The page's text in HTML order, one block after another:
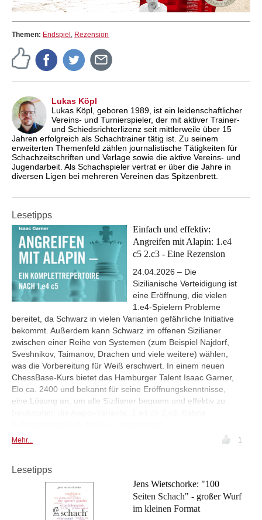
Themen: Endspiel Rezension
Lukas Köpl
Lukas Köpl, geboren 1989, ist ein leidenschaftlicher
Vereins- und Turnierspieler, der mit aktiver Trainer-
und Schiedsrichterlizenz seit mittlerweile über 15
Jahren erfolgreich als Schachtrainer tätig ist. Zu seinem
erweiterten Themenfeld zählen journalistische Tätigkeiten für
Schachzeitschriften und Verlage sowie die aktive Vereins- und
Jugendarbeit. Als Schachspieler vertrat er über die Jahre in
diversen Ligen bei mehreren Vereinen das Spitzenbrett.
Lesetipps
Einfach und effektiv:
Angreifen mit Alapin: 1.e4
c5 2.c3 - Eine Rezension
24.04.2026 – Die
Sizilianische Verteidigung ist
eine Eröffnung, die vielen
1.e4-Spielern Probleme
bereitet, da Schwarz in vielen Varianten gefährliche Initiative
bekommt. Außerdem kann Schwarz im offenen Sizilianer
zwischen einer Reihe von Systemen (zum Beispiel Najdorf,
Sveshnikov, Taimanov, Drachen und viele weitere) wählen,
was die Vorbereitung für Weiß erschwert. In einem neuen
ChessBase-Kurs bietet das Hamburger Talent Isaac Garner,
Elo ca. 2400 und bekannt für seine Eröffnungskenntnisse,
eine Lösung an, um alle Sizilianer bequem und effektiv zu
Mehr... 1
Lesetipps
Jens Wietschorke: "100
Seiten Schach" - großer Wurf
im kleinen Format